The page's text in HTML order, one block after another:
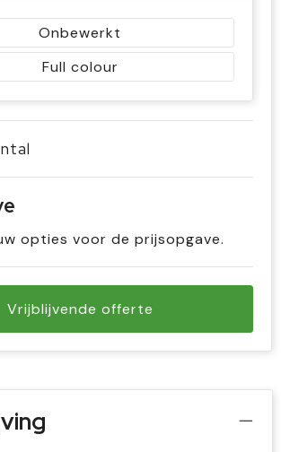
Onbewerkt
Full colour
opties voor de prijsopgave.
Vrijblijvende offerte